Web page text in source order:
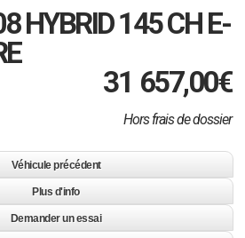
HYBRID 145 CH E-
31 657,00€
Hors frais de dossier
Véhicule précédent
Plus d'info
Demander un essai